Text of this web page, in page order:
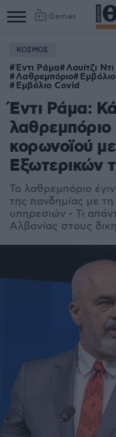
Games
ΚΟΣΜΟΣ
Έντι Ράμα Λουίτζι
Λαθρεμπόριο
Εμβόλιο Covid
Έντι Ράμα:
κορωνοϊού
Εξωτερικών
Το λαθρεμπόριο
της πανδημίας με
υπηρεσιών - Τι
Αλβανίας στους